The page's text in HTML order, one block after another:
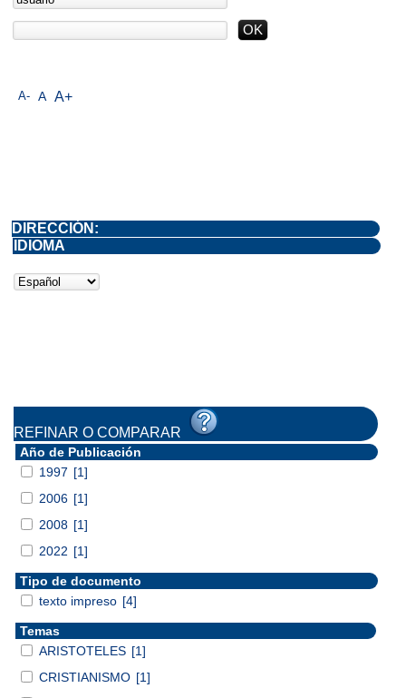
A- A A+
DIRECCIÓN:
IDIOMA
REFINAR O COMPARAR
Año de Publicación
1997 [1]
2006 [1]
2008 [1]
2022 [1]
Tipo de documento
texto impreso [4]
Temas
ARISTOTELES [1]
CRISTIANISMO [1]